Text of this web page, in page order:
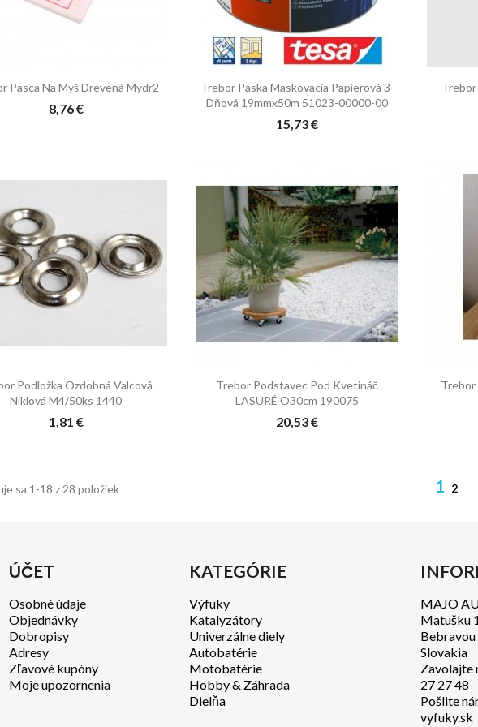
Rýchly náhľad
Pasca Na Myš Drevená Mydr2
8,76 €
 Rýchly náhľad
Trebor Páska Maskovacia Papierová 3-
Dňová 19mmx50m 51023-00000-00
15,73 €
Trebor
Rýchly náhľad
Podložka Ozdobná Valcová
Niklová M4/50ks 1440
1,81 €
Rýchly náhľad
Trebor Podstavec Pod Kvetináč
LASURÉ O30cm 190075
20,53 €
Trebor
sa 1-18 z 28 položiek 1 2
ÚČET
Osobné údaje
Objednávky
Dobropisy
Adresy
Zľavové kupóny
Moje upozornenia
KATEGÓRIE
Výfuky
Katalyzátory
Univerzálne diely
Autobatérie
Motobatérie
Hobby & Záhrada
Dielňa
MAJO
Matušku
Bebravou
Slovakia
Zavolajte
27 27 48
Pošlite
vyfuky.sk